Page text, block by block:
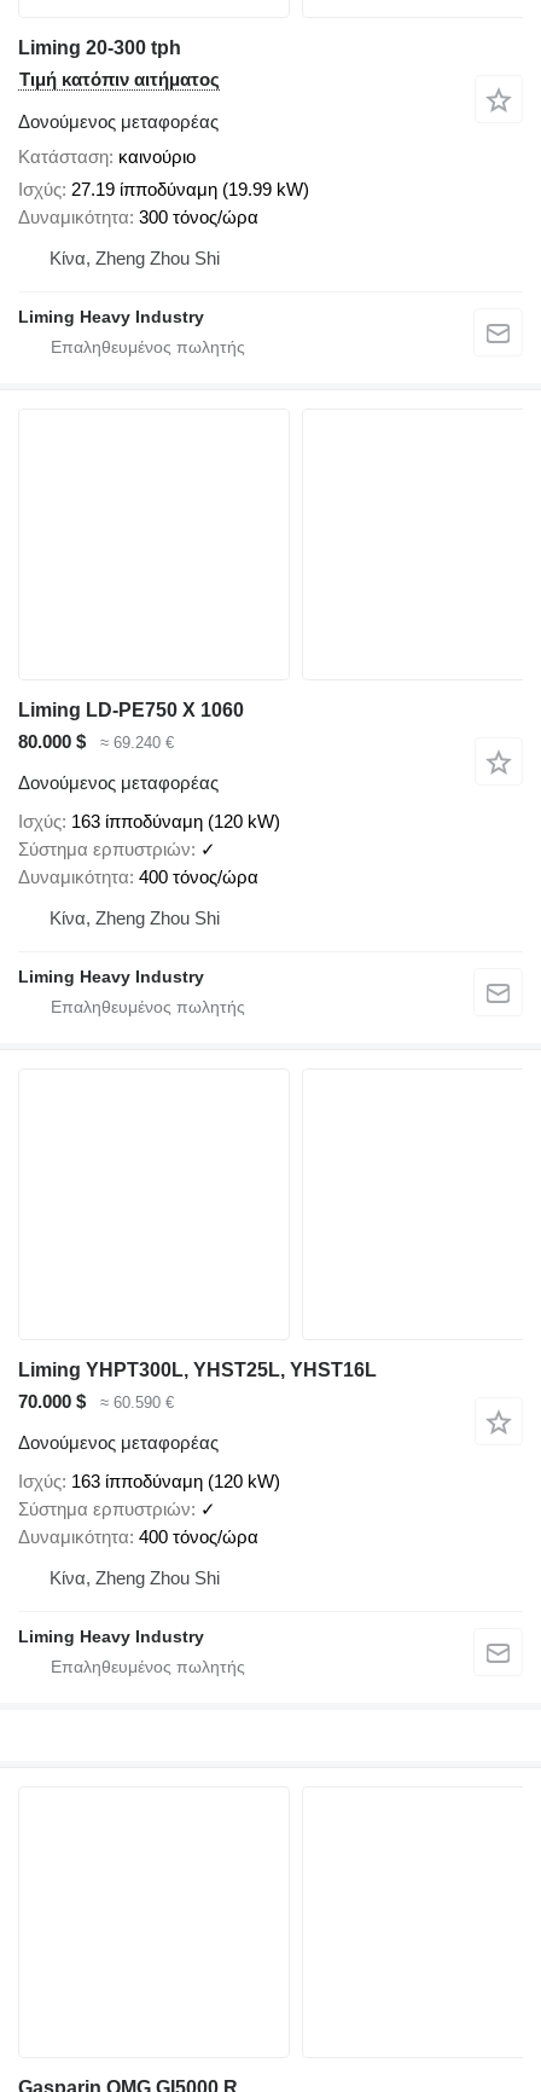
Liming 20-300 tph
Τιμή κατόπιν αιτήματος
Δονούμενος μεταφορέας
Κατάσταση καινούριο
Ισχύς 27.19 ίπποδύναμη (19.99 kW)
Δυναμικότητα 300 τόνος/ώρα
Κίνα, Zheng Zhou Shi
Liming Heavy Industry
Liming LD-PE750 X 1060
80.000 $
≈ 69.240 €
Δονούμενος μεταφορέας
Ισχύς 163 ίπποδύναμη (120 kW)
Σύστημα ερπυστριών
✓
Δυναμικότητα 400 τόνος/ώρα
Κίνα, Zheng Zhou Shi
Liming Heavy Industry
Liming YHPT300L, YHST25L, YHST16L
70.000 $
≈ 60.590 €
Δονούμενος μεταφορέας
Ισχύς 163 ίπποδύναμη (120 kW)
Σύστημα ερπυστριών
✓
Δυναμικότητα 400 τόνος/ώρα
Κίνα, Zheng Zhou Shi
Liming Heavy Industry
Gasparin OMG GI5000 R